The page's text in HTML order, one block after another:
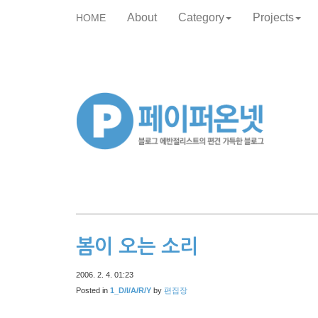
HOME About Category Projects
봄이 오는 소리
2006. 2. 4. 01:23
Posted in 1_D/I/A/R/Y by 편집장